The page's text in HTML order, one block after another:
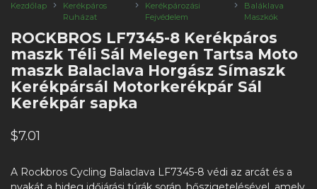
Kezdőlap
Kerékpáros
Ruházat
Kerékpározási
Fejvédelem
Baláklava
Maszkók
ROCKBROS LF7345-8 Kerékpáros
maszk Téli Sál Melegen Tartsa Moto
maszk Balaclava Horgász Símaszk
Kerékpársál Motorkerékpár Sál
Kerékpár sapka
$7.01
A Rockbros Cycling Balaclava LF7345-8 védi az arcát és a